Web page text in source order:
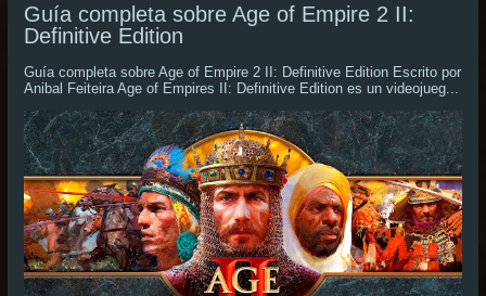
Guía completa sobre Age of Empire 2 II:
Definitive Edition
Guía completa sobre Age of Empire 2 II: Definitive Edition Escrito por
Anibal Feiteira Age of Empires II: Definitive Edition es un videojueg...